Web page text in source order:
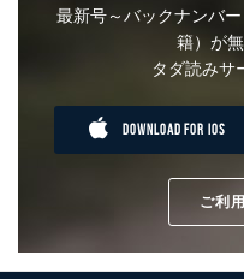
最新号～バックナンバ
籍）が
タダ読みサ
DOWNLOAD FOR IOS
ご利